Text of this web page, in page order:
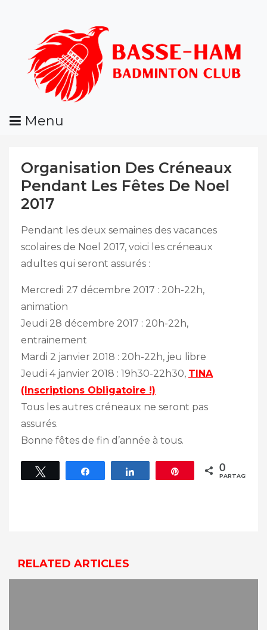
BHBC
Menu
Organisation Des Créneaux
Pendant Les Fêtes De Noel
2017
Pendant les deux semaines des vacances
scolaires de Noel 2017, voici les créneaux
adultes qui seront assurés :
Mercredi 27 décembre 2017 : 20h-22h,
animation
Jeudi 28 décembre 2017 : 20h-22h,
entrainement
Mardi 2 janvier 2018 : 20h-22h, jeu libre
Jeudi 4 janvier 2018 : 19h30-22h30, TINA
(inscriptions Obligatoire !)
Tous les autres créneaux ne seront pas
assurés.
Bonne fêtes de fin d’année à tous.
Tweetez Partagez Partagez Épingle 0
PARTAGES
RELATED ARTICLES